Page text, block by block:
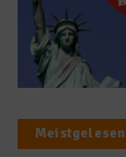
Meistgelesen